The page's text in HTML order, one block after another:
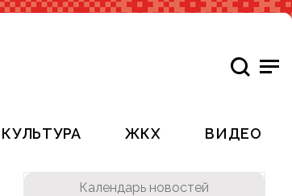
КУЛЬТУРА ЖКХ ВИДЕО
Календарь новостей